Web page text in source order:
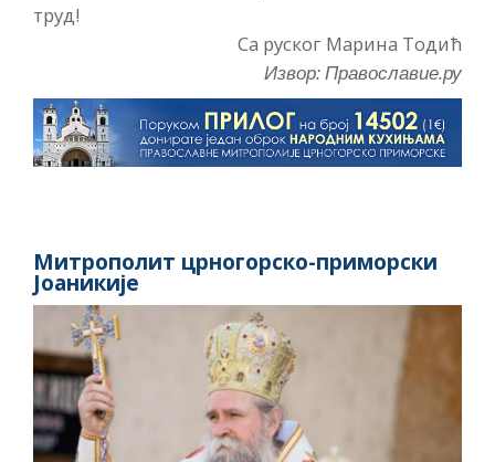
труд!
Са руског Марина Тодић
Извор: Православие.ру
Митрополит црногорско-приморски
Јоаникије